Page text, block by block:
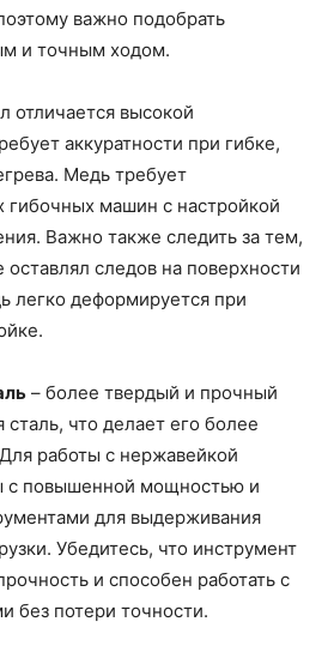
важно подобрать
и точным ходом.
отличается высокой
аккуратности при гибке,
Медь требует
гибочных машин с настройкой
Важно также следить за тем,
следов на поверхности
легко деформируется при
– более твердый и прочный
что делает его более
работы с нержавейкой
повышенной мощностью и
для выдерживания
Убедитесь, что инструмент
и способен работать с
без потери точности.